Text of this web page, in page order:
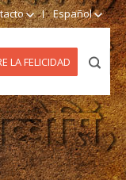
Español
LA FELICIDAD